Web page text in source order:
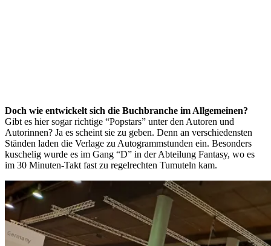
Doch wie entwickelt sich die Buchbranche im Allgemeinen?
Gibt es hier sogar richtige “Popstars” unter den Autoren und
Autorinnen? Ja es scheint sie zu geben. Denn an verschiedensten
Ständen laden die Verlage zu Autogrammstunden ein. Besonders
kuschelig wurde es im Gang “D” in der Abteilung Fantasy, wo es
im 30 Minuten-Takt fast zu regelrechten Tumuteln kam.